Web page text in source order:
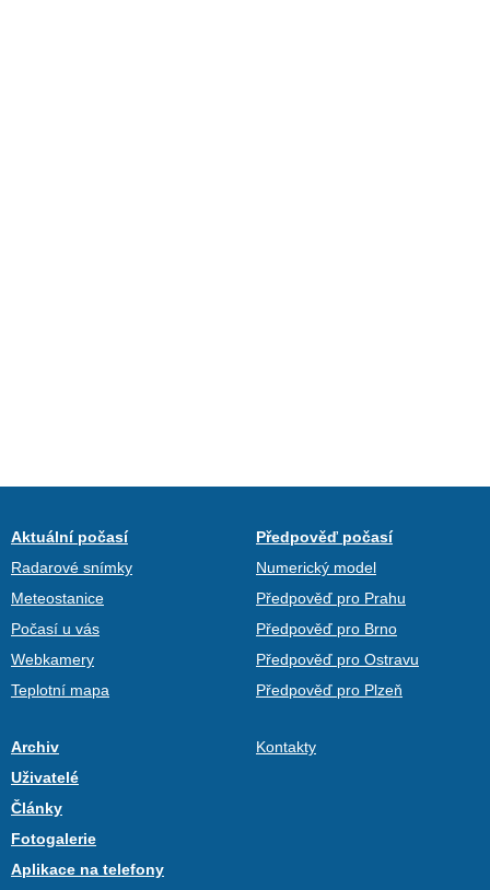
Aktuální počasí
Radarové snímky
Meteostanice
Počasí u vás
Webkamery
Teplotní mapa
Předpověď počasí
Numerický model
Předpověď pro Prahu
Předpověď pro Brno
Předpověď pro Ostravu
Předpověď pro Plzeň
Archiv
Uživatelé
Články
Fotogalerie
Aplikace na telefony
Kontakty